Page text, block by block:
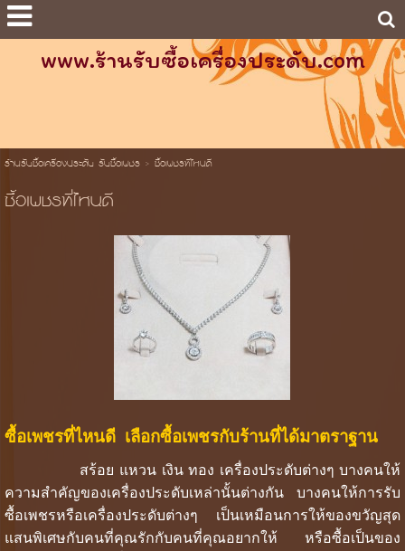
www.ร้านรับซื้อเครื่องประดับ.com
ร้านรับซื้อเครื่องประดับ รับซื้อเพชร> ซื้อเพชรที่ไหนดี
ซื้อเพชรที่ไหนดี
ซื้อเพชรที่ไหนดี เลือกซื้อเพชรกับร้านที่ได้มาตราฐาน
สร้อย แหวน เงิน ทอง เครื่องประดับต่างๆ บางคนให้
ความสำคัญของเครื่องประดับเหล่านั้นต่างกัน บางคนให้การรับ
ซื้อเพชรหรือเครื่องประดับต่างๆ เป็นเหมือนการให้ของขวัญสุด
แสนพิเศษกับคนที่คุณรักกับคนที่คุณอยากให้ หรือซื้อเป็นของ